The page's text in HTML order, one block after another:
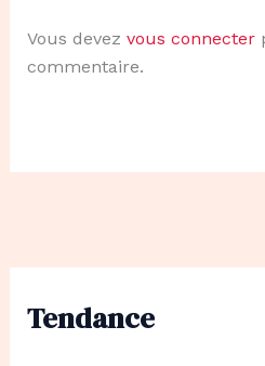
Tendance
Vous devez vous connecter
commentaire.